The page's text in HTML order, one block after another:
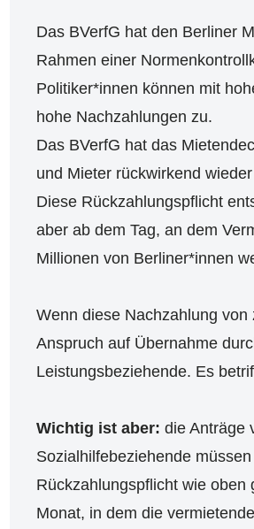
Das BVerfG hat den Berliner
Rahmen einer
Politiker*innen können mit
hohe Nachzahlungen zu.
Das BVerfG hat das
und Mieter rückwirkend
Diese Rückzahlungspflicht
aber ab dem Tag, an dem
Millionen von Berliner*innen
Wenn diese Nachzahlung
Anspruch auf Übernahme
Leistungsbeziehende. Es
Wichtig ist aber: die Anträge
Sozialhilfebeziehende
Rückzahlungspflicht wie
Monat, in dem die